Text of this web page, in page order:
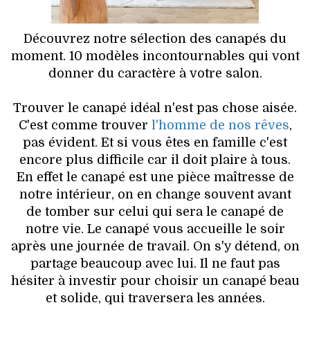
LIEUX TENDANCES
BEAUTÉ
MODE DE RUE
JEUNES CRÉATEURS
HISTOIRE DES MARQUES
DÉCO
VOYAGES & LOISIRS
Découvrez notre sélection des canapés du
moment. 10 modèles incontournables qui vont
donner du caractère à votre salon.
Trouver le canapé idéal n'est pas chose aisée.
C'est comme trouver l'homme de nos rêves,
pas évident. Et si vous êtes en famille c'est
encore plus difficile car il doit plaire à tous.
En effet le canapé est une pièce maîtresse de
notre intérieur, on en change souvent avant
de tomber sur celui qui sera le canapé de
notre vie. Le canapé vous accueille le soir
après une journée de travail. On s'y détend, on
partage beaucoup avec lui. Il ne faut pas
hésiter à investir pour choisir un canapé beau
et solide, qui traversera les années.